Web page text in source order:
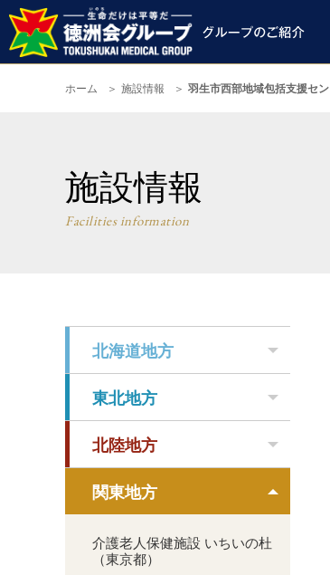
ホーム 施設情報 羽生市西部地域包括支援セ
施設情報
Facilities information
北海道地方
東北地方
北陸地方
関東地方
介護老人保健施設 いちいの杜
（東京都）